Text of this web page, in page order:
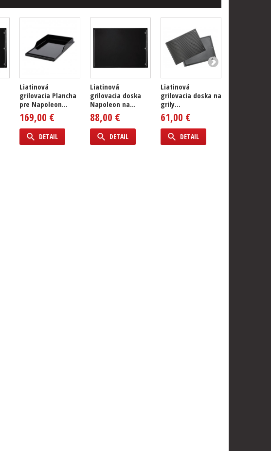
Liatinová
grilovacia Plancha
pre Napoleon...
169,00 €
DETAIL
Liatinová
grilovacia doska
Napoleon na...
88,00 €
DETAIL
Liatinová
grilovacia doska na
grily...
61,00 €
DETAIL